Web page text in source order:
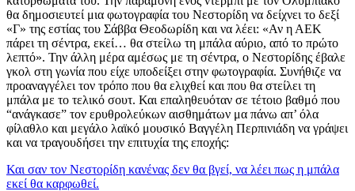
θα δημοσιευτεί μια φωτογραφία του Νεστορίδη να δείχνει το δεξί
«Γ» της εστίας του Σάββα Θεοδωρίδη και να λέει: «Αν η ΑΕΚ
πάρει τη σέντρα, εκεί… θα στείλω τη μπάλα αύριο, από το πρώτο
λεπτό». Την άλλη μέρα αμέσως με τη σέντρα, ο Νεστορίδης έβαλε
γκολ στη γωνία που είχε υποδείξει στην φωτογραφία. Συνήθιζε να
προαναγγέλει τον τρόπο που θα ελιχθεί και που θα στείλει τη
μπάλα με το τελικό σουτ. Και επαληθευόταν σε τέτοιο βαθμό που
“ανάγκασε” τον ερυθρολεύκων αισθημάτων μα πάνω απ’ όλα
φίλαθλο και μεγάλο λαϊκό μουσικό Βαγγέλη Περπινιάδη να γράψει
και να τραγουδήσει την επιτυχία της εποχής:
Και σαν τον Νεστορίδη κανένας δεν θα βγεί, να λέει πως η μπάλα
εκεί θα καρφωθεί.